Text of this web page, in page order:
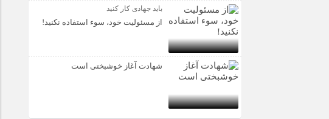
باید جهادی کار کنید
از مسئولیت خود، سوء استفاده نکنید!
شهادت آغاز خوشبختی است